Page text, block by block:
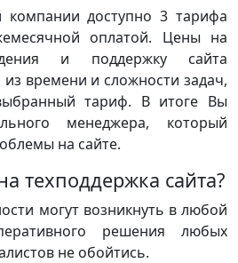
доступно 3 тарифа
оплатой. Цены на
и поддержку сайта
времени и сложности задач,
тариф. В итоге Вы
менеджера, который
на сайте.
техподдержка сайта?
могут возникнуть в любой
решения любых
не обойтись.